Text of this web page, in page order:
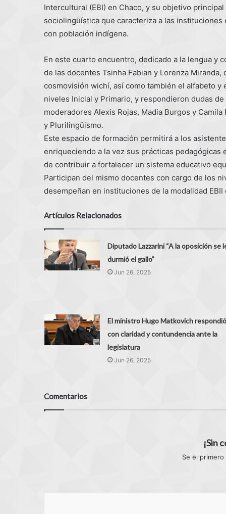
Intercultural (EBI) en Chaco, y su objetivo
sociolingüística que caracteriza a las
con población indígena.
En este cuarto encuentro, dedicado a la lengua y
de las docentes Tsinha Fabian y Lorenza
cosmovisión wichí, así como también el alfabeto
niveles Inicial y Primario, y respondieron dudas
moderadores Alexis Rojas, Madia Burgos y
y Plurilingüismo.
Este espacio de formación permitirá a los
enriqueciendo a la vez sus prácticas
de contribuir a fortalecer un sistema educativo
Participan del mismo docentes con cargo de los
desempeñan en instituciones de la modalidad
Artículos Relacionados
Diputado Lazzarini “A la oposición se
durmió el gallo”
Jun 26, 2025
El ministro Hugo Matkovich respondió
con claridad y contundencia ante la
legislatura
Jun 26, 2025
Comentarios
¡Sin
Se el